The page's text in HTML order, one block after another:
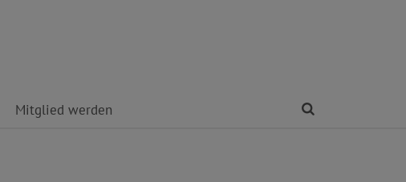
Mitglied werden